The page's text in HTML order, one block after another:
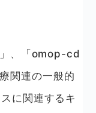
、「omop-cd
関連の一般的
に関連するキ